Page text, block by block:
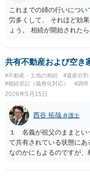
これまでの姉の行いについ
労多くして、 それほど効
ょう。 相続が開始された
共有不動産および空き
#不動産・土地の相続 #遺産分割
#相続登記（義務化対応）
#調停
2026年5月15日
西谷 拓哉 弁護士
１ 名義が祖父のままとい
て共有されている状態に
なのかにもよるのですが
の申立てを行うことが考